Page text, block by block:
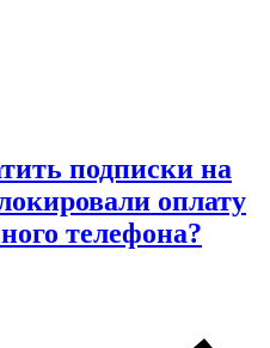
подписки на
оплату
телефона?